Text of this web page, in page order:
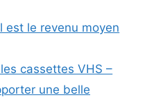
est le revenu moyen
cassettes VHS –
une belle